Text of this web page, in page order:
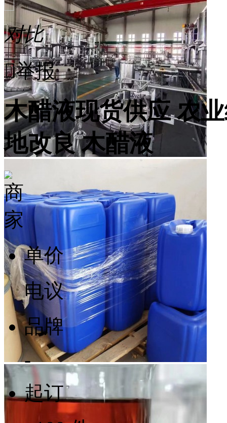
对比
举报
木醋液现货供应 农
地改良 木醋液
单价
电议
品牌
-
起订